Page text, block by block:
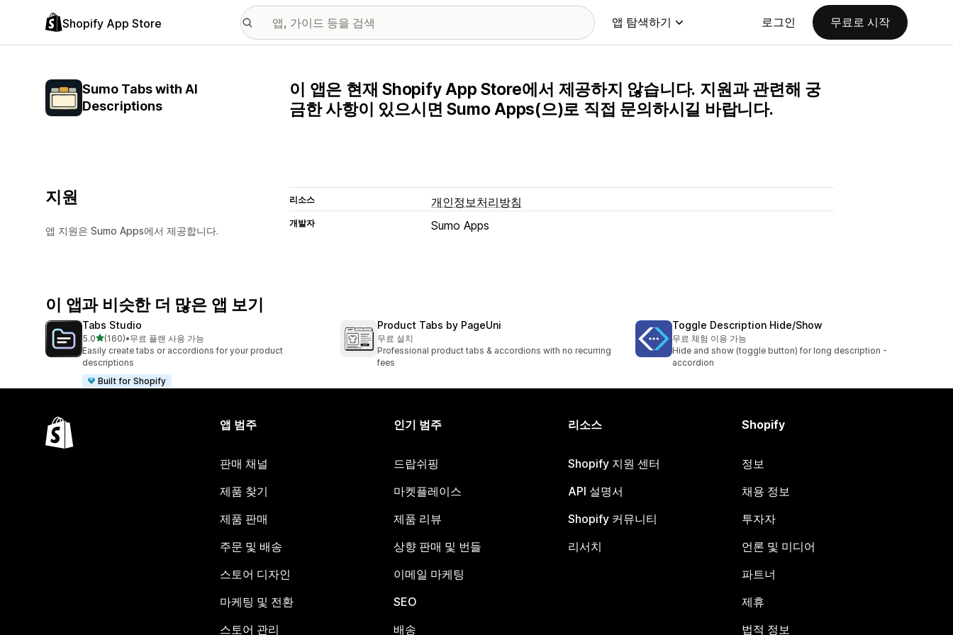
Shopify App Store 앱 탐색하기 로그인 무료로 시작
Sumo Tabs with AI
Descriptions
이 앱은 현재 Shopify App Store에서 제공하지 않습니다. 지원과 관련해 궁
금한 사항이 있으시면 Sumo Apps(으)로 직접 문의하시길 바랍니다.
지원
앱 지원은 Sumo Apps에서 제공합니다.
리소스 개인정보처리방침
개발자 Sumo Apps
이 앱과 비슷한 더 많은 앱 보기
Tabs Studio
5.0별 5개 중
(160)
총 리뷰 160개
•무료 플랜 사용 가능
Easily create tabs or accordions for your product
descriptions
Built for Shopify
Product Tabs by PageUni
무료 설치
Professional product tabs & accordions with no recurring
fees
Toggle Description Hide/Show
무료 체험 이용 가능
Hide and show (toggle button) for long description -
accordion
앱 범주
판매 채널
제품 찾기
제품 판매
주문 및 배송
스토어 디자인
마케팅 및 전환
스토어 관리
인기 범주
드랍쉬핑
마켓플레이스
제품 리뷰
상향 판매 및 번들
이메일 마케팅
SEO
배송
리소스
Shopify 지원 센터
API 설명서
Shopify 커뮤니티
리서치
Shopify
정보
채용 정보
투자자
언론 및 미디어
파트너
제휴
법적 정보